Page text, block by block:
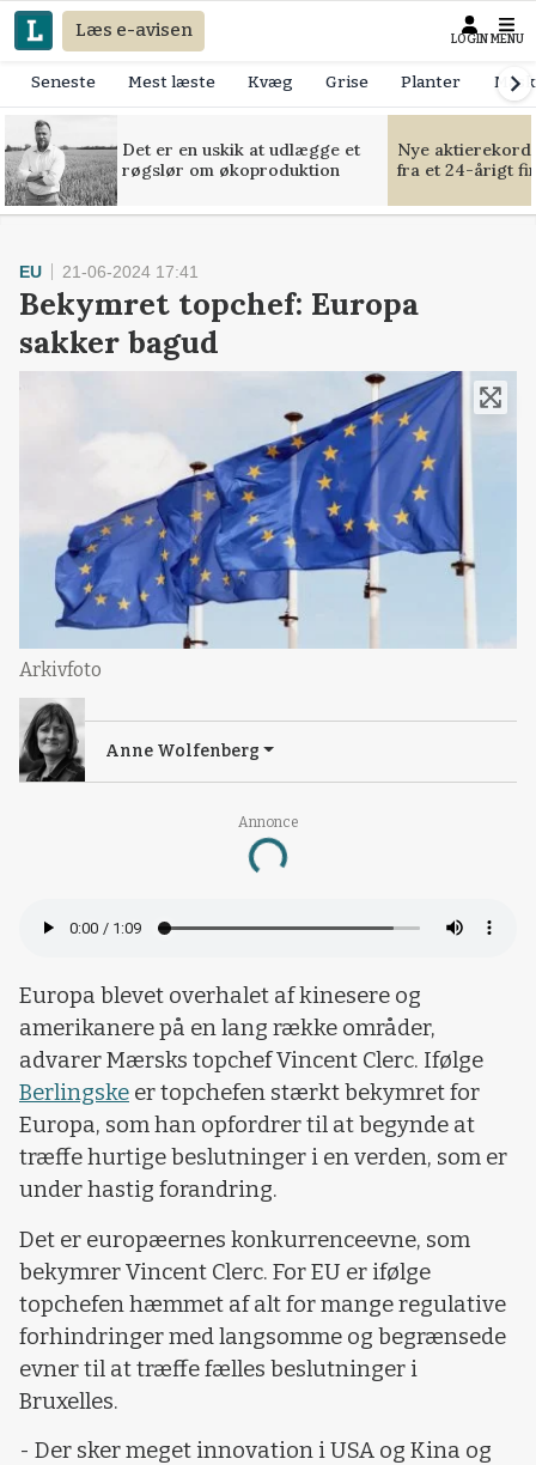
Læs e-avisen LOGIN MENU
Seneste Mest læste Kvæg Grise Planter
Det er en uskik at udlægge et
røgslør om økoproduktion
Nye
fra et 24-årigt
Annonce
Loading...
EU 21-06-2024 17:41
Bekymret topchef: Europa
sakker bagud
Arkivfoto
Anne Wolfenberg
Europa blevet overhalet af kinesere og
amerikanere på en lang række områder,
advarer Mærsks topchef Vincent Clerc. Ifølge
Berlingske er topchefen stærkt bekymret for
Europa, som han opfordrer til at begynde at
træffe hurtige beslutninger i en verden, som er
under hastig forandring.
Det er europæernes konkurrenceevne, som
bekymrer Vincent Clerc. For EU er ifølge
topchefen hæmmet af alt for mange regulative
forhindringer med langsomme og begrænsede
evner til at træffe fælles beslutninger i
Bruxelles.
- Der sker meget innovation i USA og Kina og